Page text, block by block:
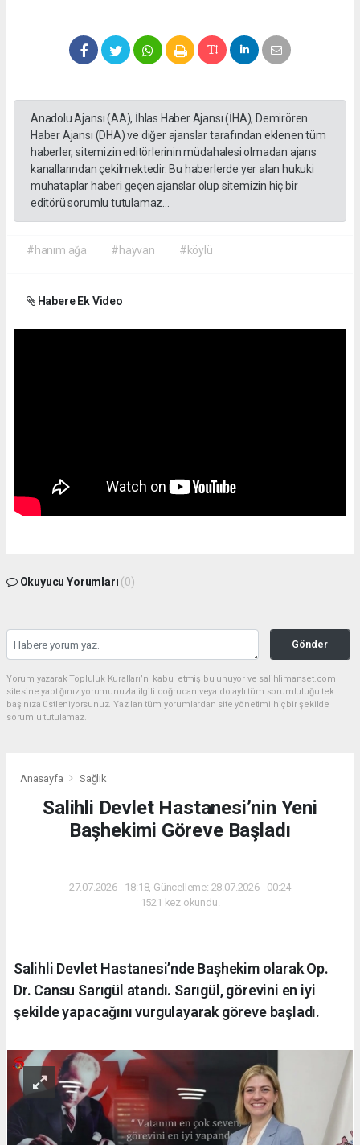
Anadolu Ajansı (AA), İhlas Haber Ajansı (İHA), Demirören
Haber Ajansı (DHA) ve diğer ajanslar tarafından eklenen tüm
haberler, sitemizin editörlerinin müdahalesi olmadan ajans
kanallarından çekilmektedir. Bu haberlerde yer alan hukuki
muhataplar haberi geçen ajanslar olup sitemizin hiç bir
editörü sorumlu tutulamaz...
#hanım ağa #hayvan #köylü
Habere Ek Video
Okuyucu Yorumları (0)
Gönder
Yorum yazarak Topluluk Kuralları’nı kabul etmiş bulunuyor ve salihlimanset.com
sitesine yaptığınız yorumunuzla ilgili doğrudan veya dolaylı tüm sorumluluğu tek
başınıza üstleniyorsunuz. Yazılan tüm yorumlardan site yönetimi hiçbir şekilde
sorumlu tutulamaz.
Anasayfa Sağlık
Salihli Devlet Hastanesi’nin Yeni
Başhekimi Göreve Başladı
27.07.2026 - 18:18, Güncelleme: 28.07.2026 - 00:24
1521 kez okundu.
Salihli Devlet Hastanesi’nde Başhekim olarak Op.
Dr. Cansu Sarıgül atandı. Sarıgül, görevini en iyi
şekilde yapacağını vurgulayarak göreve başladı.